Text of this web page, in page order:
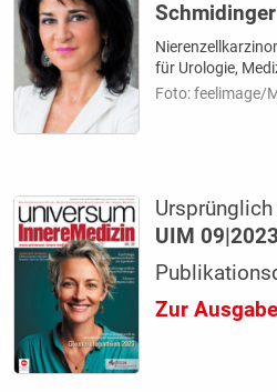
Schmidinger
für Urologie,
Foto: feelimage/
UIM 09|2023
Zur